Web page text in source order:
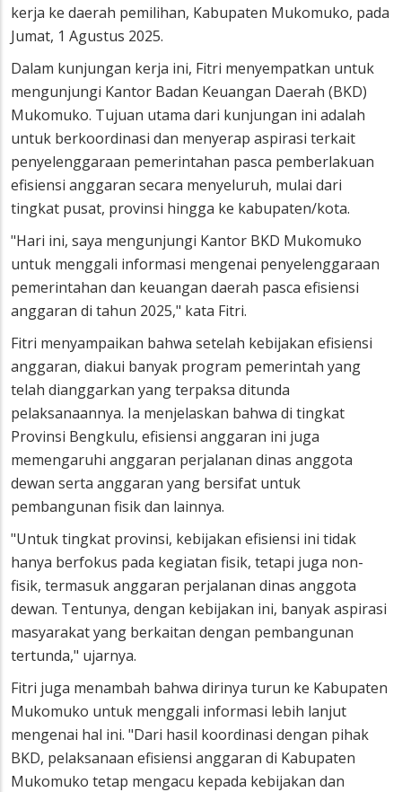
kerja ke daerah pemilihan, Kabupaten Mukomuko, pada
Jumat, 1 Agustus 2025.
Dalam kunjungan kerja ini, Fitri menyempatkan untuk
mengunjungi Kantor Badan Keuangan Daerah (BKD)
Mukomuko. Tujuan utama dari kunjungan ini adalah
untuk berkoordinasi dan menyerap aspirasi terkait
penyelenggaraan pemerintahan pasca pemberlakuan
efisiensi anggaran secara menyeluruh, mulai dari
tingkat pusat, provinsi hingga ke kabupaten/kota.
"Hari ini, saya mengunjungi Kantor BKD Mukomuko
untuk menggali informasi mengenai penyelenggaraan
pemerintahan dan keuangan daerah pasca efisiensi
anggaran di tahun 2025," kata Fitri.
Fitri menyampaikan bahwa setelah kebijakan efisiensi
anggaran, diakui banyak program pemerintah yang
telah dianggarkan yang terpaksa ditunda
pelaksanaannya. Ia menjelaskan bahwa di tingkat
Provinsi Bengkulu, efisiensi anggaran ini juga
memengaruhi anggaran perjalanan dinas anggota
dewan serta anggaran yang bersifat untuk
pembangunan fisik dan lainnya.
"Untuk tingkat provinsi, kebijakan efisiensi ini tidak
hanya berfokus pada kegiatan fisik, tetapi juga non-
fisik, termasuk anggaran perjalanan dinas anggota
dewan. Tentunya, dengan kebijakan ini, banyak aspirasi
masyarakat yang berkaitan dengan pembangunan
tertunda," ujarnya.
Fitri juga menambah bahwa dirinya turun ke Kabupaten
Mukomuko untuk menggali informasi lebih lanjut
mengenai hal ini. "Dari hasil koordinasi dengan pihak
BKD, pelaksanaan efisiensi anggaran di Kabupaten
Mukomuko tetap mengacu kepada kebijakan dan